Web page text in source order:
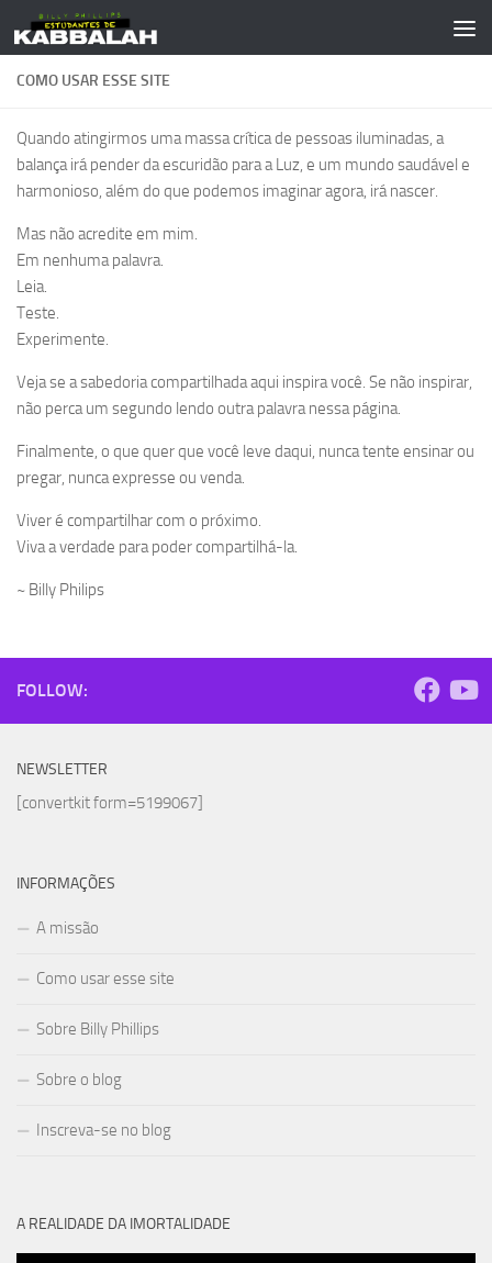
Skip to content
COMO USAR ESSE SITE
Quando atingirmos uma massa crítica de pessoas iluminadas, a
balança irá pender da escuridão para a Luz, e um mundo saudável e
harmonioso, além do que podemos imaginar agora, irá nascer.
Mas não acredite em mim.
Em nenhuma palavra.
Leia.
Teste.
Experimente.
Veja se a sabedoria compartilhada aqui inspira você. Se não inspirar,
não perca um segundo lendo outra palavra nessa página.
Finalmente, o que quer que você leve daqui, nunca tente ensinar ou
pregar, nunca expresse ou venda.
Viver é compartilhar com o próximo.
Viva a verdade para poder compartilhá-la.
~ Billy Philips
FOLLOW:
NEWSLETTER
[convertkit form=5199067]
INFORMAÇÕES
A missão
Como usar esse site
Sobre Billy Phillips
Sobre o blog
Inscreva-se no blog
A REALIDADE DA IMORTALIDADE